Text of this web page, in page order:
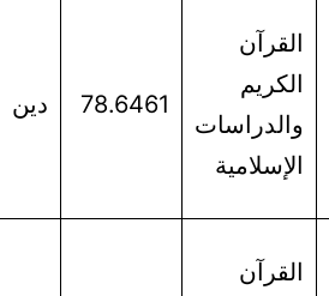
القرآن
الكريم
والدراسات
الإسلامية
78.6461 دين
القرآن